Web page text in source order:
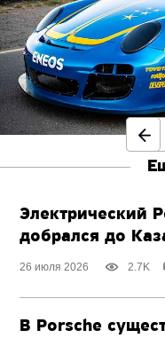
Электрический
добрался до
26 июля 2026 2.7K
В Porsche